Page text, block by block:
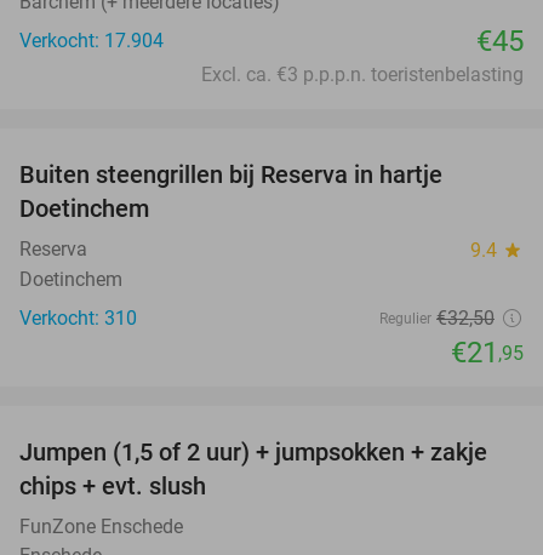
Verkocht: 17.904
€45
Excl. ca. €3 p.p.p.n. toeristenbelasting
Buiten steengrillen bij Reserva in hartje
Doetinchem
Reserva 9.4 star
Doetinchem
Verkocht: 310
Regulier €32,50
€21 ,95
48%
Jumpen (1,5 of 2 uur) + jumpsokken + zakje
chips + evt. slush
FunZone Enschede